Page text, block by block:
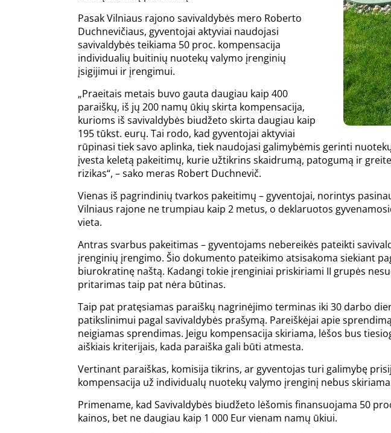
Pasak Vilniaus rajono savivaldybės mero Roberto
Duchnevičiaus, gyventojai aktyviai naudojasi
savivaldybės teikiama 50 proc. kompensacija
individualių buitinių nuotekų valymo įrenginių
įsigijimui ir įrengimui.
„Praeitais metais buvo gauta daugiau kaip 400
paraiškų, iš jų 200 namų ūkių skirta kompensacija,
kurioms iš savivaldybės biudžeto skirta daugiau kaip
195 tūkst. eurų. Tai rodo, kad gyventojai aktyviai
rūpinasi tiek savo aplinka, tiek naudojasi galimybėmis gerinti
įvesta keletą pakeitimų, kurie užtikrins skaidrumą, patogumą ir
rizikas“, – sako meras Robert Duchnevič.
Vienas iš pagrindinių tvarkos pakeitimų – gyventojai, norintys
Vilniaus rajone ne trumpiau kaip 2 metus, o deklaruotos
vieta.
Antras svarbus pakeitimas – gyventojams nebereikės pateikti
įrenginių įrengimo. Šio dokumento pateikimo atsisakoma siekiant
biurokratinę naštą. Kadangi tokie įrenginiai priskiriami II grupės
pritarimas taip pat nėra būtinas.
Taip pat pratęsiamas paraiškų nagrinėjimo terminas iki 30 darbo
patikslinimui pagal savivaldybės prašymą. Pareiškėjai apie
neigiamas sprendimas. Jeigu kompensacija skiriama, lėšos bus
aiškiais kriterijais, kada paraiška gali būti atmesta.
Vertinant paraiškas, komisija tikrins, ar gyventojas turi galimybę
kompensacija už individualų nuotekų valymo įrenginį nebus
Primename, kad Savivaldybės biudžeto lėšomis finansuojama 50
kainos, bet ne daugiau kaip 1 000 Eur vienam namų ūkiui.